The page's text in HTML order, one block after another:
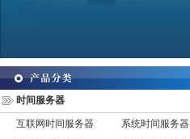
时间服务器
互联网时间服务器
系统时间服务器